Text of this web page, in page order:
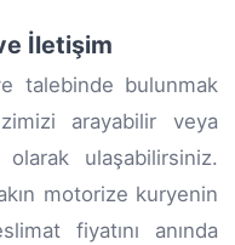
İletişim
talebinde bulunmak
arayabilir veya
olarak ulaşabilirsiniz.
motorize kuryenin
fiyatını anında